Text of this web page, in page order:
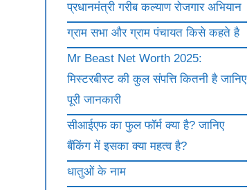
प्रधानमंत्री गरीब कल्याण रोजगार अभियान
ग्राम सभा और ग्राम पंचायत किसे कहते है
Mr Beast Net Worth 2025:
मिस्टरबीस्ट की कुल संपत्ति कितनी है जानिए
पूरी जानकारी
सीआईएफ का फुल फॉर्म क्या है? जानिए
बैंकिंग में इसका क्या महत्व है?
धातुओं के नाम